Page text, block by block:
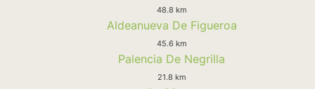
48.8 km
Aldeanueva De Figueroa
45.6 km
Palencia De Negrilla
21.8 km